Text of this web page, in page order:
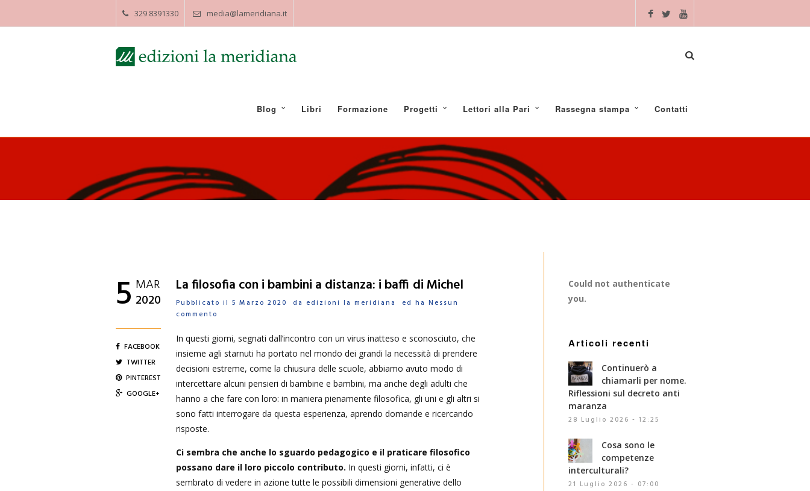
329 8391330 media@lameridiana.it
Blog Libri Formazione Progetti Lettori alla Pari Rassegna stampa Contatti
5 MAR
2020
FACEBOOK
TWITTER
PINTEREST
GOOGLE+
La filosofia con i bambini a distanza: i baffi di Michel
Pubblicato il 5 Marzo 2020 da edizioni la meridiana ed ha Nessun
commento
In questi giorni, segnati dall’incontro con un virus inatteso e sconosciuto, che
insieme agli starnuti ha portato nel mondo dei grandi la necessità di prendere
decisioni estreme, come la chiusura delle scuole, abbiamo avuto modo di
intercettare alcuni pensieri di bambine e bambini, ma anche degli adulti che
hanno a che fare con loro: in maniera pienamente filosofica, gli uni e gli altri si
sono fatti interrogare da questa esperienza, aprendo domande e ricercando
risposte.
Ci sembra che anche lo sguardo pedagogico e il praticare filosofico
possano dare il loro piccolo contributo. In questi giorni, infatti, ci è
sembrato di vedere in azione tutte le possibili dimensioni generative dello
Could not authenticate
you.
Articoli recenti
Continuerò a
chiamarli per nome.
Riflessioni sul decreto anti
maranza
28 Luglio 2026 - 12:25
Cosa sono le
competenze
interculturali?
21 Luglio 2026 - 07:00